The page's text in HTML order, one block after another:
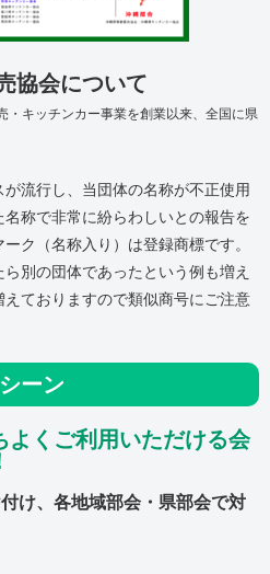
協会について
・キッチンカー事業を創業以来、全国に県
流行し、当団体の名称が不正使用
称で非常に紛らわしいとの報告を
ク（名称入り）は登録商標です。
別の団体であったという例も増え
ておりますので類似商号にご注意
ーン
よくご利用いただける会
け、各地域部会・県部会で対